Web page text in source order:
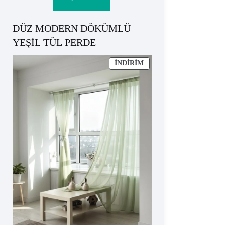
DÜZ MODERN DÖKÜMLÜ
YEŞİL TÜL PERDE
İNDIRIMİNDIRIMDEKI
ÜRÜN